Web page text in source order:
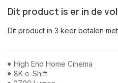
Dit product is er in de
Dit product in 3 keer betalen
High End Home Cinema
8K e-Shift